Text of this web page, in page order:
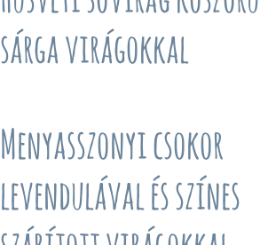
sárga virágokkal
Menyasszonyi csokor
levendulával és színes